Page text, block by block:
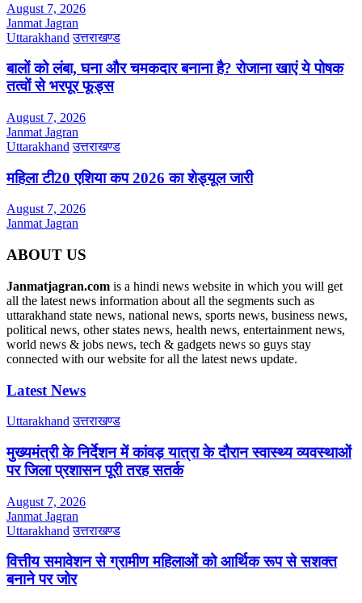
August 7, 2026
Janmat Jagran
Uttarakhand उत्तराखण्ड
बालों को लंबा, घना और चमकदार बनाना है? रोजाना खाएं ये पोषक
तत्वों से भरपूर फूड्स
August 7, 2026
Janmat Jagran
Uttarakhand उत्तराखण्ड
महिला टी20 एशिया कप 2026 का शेड्यूल जारी
August 7, 2026
Janmat Jagran
ABOUT US
Janmatjagran.com is a hindi news website in which you will get
all the latest news information about all the segments such as
uttarakhand state news, national news, sports news, business news,
political news, other states news, health news, entertainment news,
world news & jobs news, tech & gadgets news so guys stay
connected with our website for all the latest news update.
Latest News
Uttarakhand उत्तराखण्ड
मुख्यमंत्री के निर्देशन में कांवड़ यात्रा के दौरान स्वास्थ्य व्यवस्थाओं
पर जिला प्रशासन पूरी तरह सतर्क
August 7, 2026
Janmat Jagran
Uttarakhand उत्तराखण्ड
वित्तीय समावेशन से ग्रामीण महिलाओं को आर्थिक रूप से सशक्त
बनाने पर जोर